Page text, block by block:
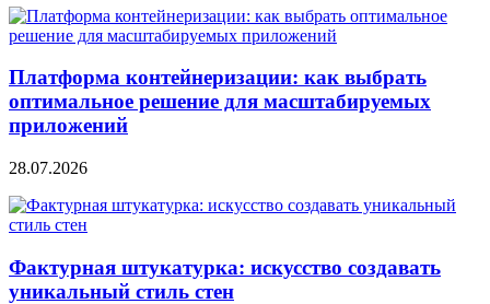
Платформа контейнеризации: как выбрать
оптимальное решение для масштабируемых
приложений
28.07.2026
Фактурная штукатурка: искусство создавать
уникальный стиль стен